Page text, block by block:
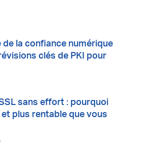
de la confiance numérique
clés de PKI pour
sans effort : pourquoi
plus rentable que vous